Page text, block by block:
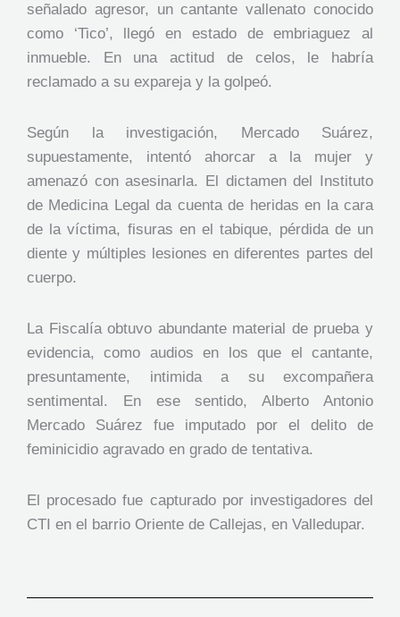
señalado agresor, un cantante vallenato conocido
como ‘Tico’, llegó en estado de embriaguez al
inmueble. En una actitud de celos, le habría
reclamado a su expareja y la golpeó.
Según la investigación, Mercado Suárez,
supuestamente, intentó ahorcar a la mujer y
amenazó con asesinarla. El dictamen del Instituto
de Medicina Legal da cuenta de heridas en la cara
de la víctima, fisuras en el tabique, pérdida de un
diente y múltiples lesiones en diferentes partes del
cuerpo.
La Fiscalía obtuvo abundante material de prueba y
evidencia, como audios en los que el cantante,
presuntamente, intimida a su excompañera
sentimental. En ese sentido, Alberto Antonio
Mercado Suárez fue imputado por el delito de
feminicidio agravado en grado de tentativa.
El procesado fue capturado por investigadores del
CTI en el barrio Oriente de Callejas, en Valledupar.